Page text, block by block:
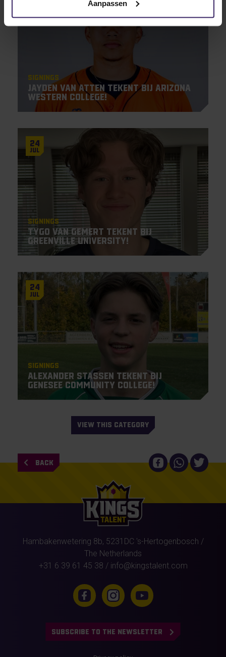
Aanpassen
Signings
Jayden Van Atten tekent bij Arizona
Western College!
24
Jul
Signings
Tygo van Gemert tekent bij
Greenville University!
24
Jul
Signings
Alexander Stassen tekent bij
Genesee Community College!
VIEW THIS CATEGORY
BACK
Hambakenwetering 8b, 5231DC 's-Hertogenbosch /
The Netherlands
+31 6 39 61 45 38 / info@kingstalent.com
SUBSCRIBE TO THE NEWSLETTER